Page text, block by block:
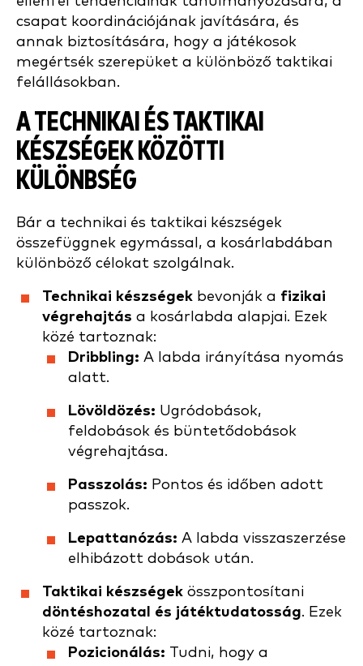
csapat koordinációjának javítására, és
annak biztosítására, hogy a játékosok
megértsék szerepüket a különböző taktikai
felállásokban.
A TECHNIKAI ÉS TAKTIKAI
KÉSZSÉGEK KÖZÖTTI
KÜLÖNBSÉG
Bár a technikai és taktikai készségek
összefüggnek egymással, a kosárlabdában
különböző célokat szolgálnak.
Technikai készségek bevonják a fizikai
végrehajtás a kosárlabda alapjai. Ezek
közé tartoznak:
Dribbling: A labda irányítása nyomás
alatt.
Lövöldözés: Ugródobások,
feldobások és büntetődobások
végrehajtása.
Passzolás: Pontos és időben adott
passzok.
Lepattanózás: A labda visszaszerzése
elhibázott dobások után.
Taktikai készségek összpontosítani
döntéshozatal és játéktudatosság. Ezek
közé tartoznak:
Pozicionálás: Tudni, hogy a